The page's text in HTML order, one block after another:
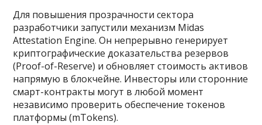
Для повышения прозрачности сектора
разработчики запустили механизм Midas
Attestation Engine. Он непрерывно генерирует
криптографические доказательства резервов
(Proof-of-Reserve) и обновляет стоимость активов
напрямую в блокчейне. Инвесторы или сторонние
смарт-контракты могут в любой момент
независимо проверить обеспечение токенов
платформы (mTokens).